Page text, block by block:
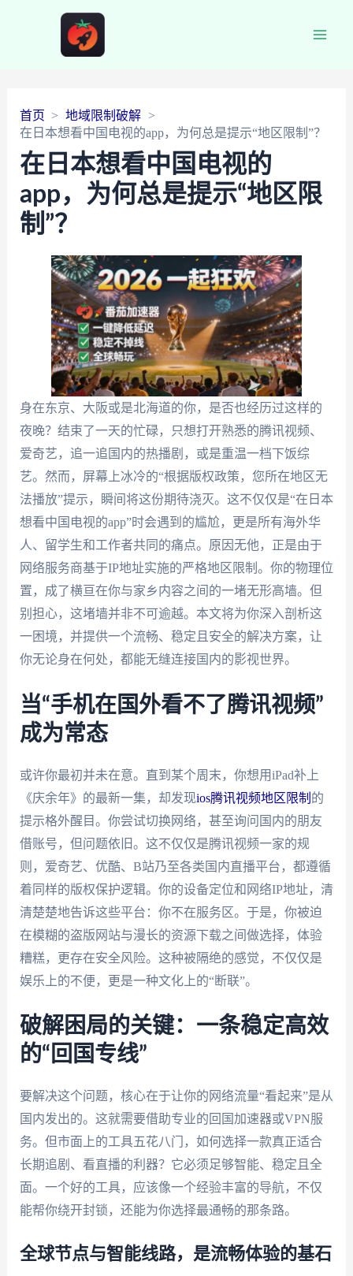
首页
地域限制破解
在日本想看中国电视的app，为何总是提示“地区限制”？
在日本想看中国电视的
app，为何总是提示“地区限
制”？
身在东京、大阪或是北海道的你，是否也经历过这样的
夜晚？结束了一天的忙碌，只想打开熟悉的腾讯视频、
爱奇艺，追一追国内的热播剧，或是重温一档下饭综
艺。然而，屏幕上冰冷的“根据版权政策，您所在地区无
法播放”提示，瞬间将这份期待浇灭。这不仅仅是“在日本
想看中国电视的app”时会遇到的尴尬，更是所有海外华
人、留学生和工作者共同的痛点。原因无他，正是由于
网络服务商基于IP地址实施的严格地区限制。你的物理位
置，成了横亘在你与家乡内容之间的一堵无形高墙。但
别担心，这堵墙并非不可逾越。本文将为你深入剖析这
一困境，并提供一个流畅、稳定且安全的解决方案，让
你无论身在何处，都能无缝连接国内的影视世界。
当“手机在国外看不了腾讯视频”
成为常态
或许你最初并未在意。直到某个周末，你想用iPad补上
《庆余年》的最新一集，却发现ios腾讯视频地区限制 的
提示格外醒目。你尝试切换网络，甚至询问国内的朋友
借账号，但问题依旧。这不仅仅是腾讯视频一家的规
则，爱奇艺、优酷、B站乃至各类国内直播平台，都遵循
着同样的版权保护逻辑。你的设备定位和网络IP地址，清
清楚楚地告诉这些平台：你不在服务区。于是，你被迫
在模糊的盗版网站与漫长的资源下载之间做选择，体验
糟糕，更存在安全风险。这种被隔绝的感觉，不仅仅是
娱乐上的不便，更是一种文化上的“断联”。
破解困局的关键：一条稳定高效
的“回国专线”
要解决这个问题，核心在于让你的网络流量“看起来”是从
国内发出的。这就需要借助专业的回国加速器或VPN服
务。但市面上的工具五花八门，如何选择一款真正适合
长期追剧、看直播的利器？它必须足够智能、稳定且全
面。一个好的工具，应该像一个经验丰富的导航，不仅
能帮你绕开封锁，还能为你选择最通畅的那条路。
全球节点与智能线路，是流畅体验的基石